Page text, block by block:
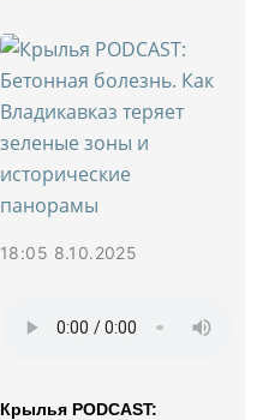
18:05 8.10.2025
Крылья PODCAST: